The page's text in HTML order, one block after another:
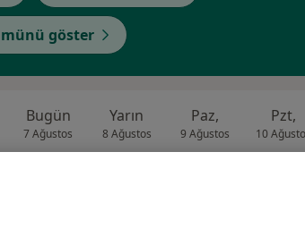
göster
Bugün
7 Ağustos
Yarın
8 Ağustos
Paz,
9 Ağustos
Pzt,
10